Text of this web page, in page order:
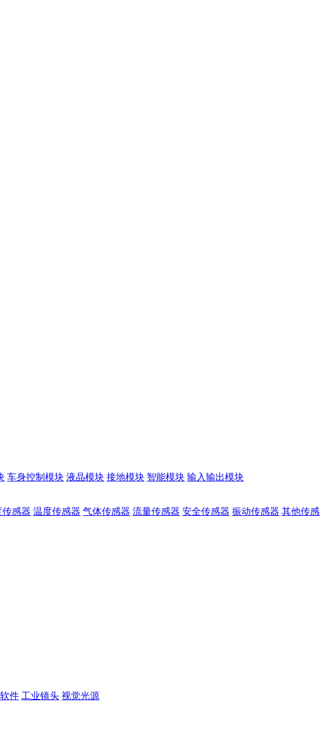
车身控制模块 液晶模块 接地模块 智能模块 输入输出模块
传感器 温度传感器 气体传感器 流量传感器 安全传感器 振动传感器 其他传感
件 工业镜头 视觉光源